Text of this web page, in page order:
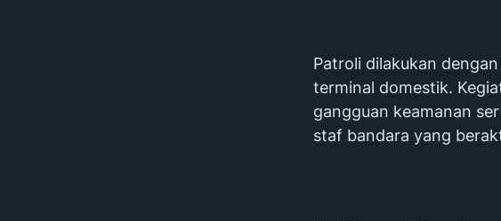
Patroli dilakukan
terminal domestik.
gangguan keamanan
staf bandara yang